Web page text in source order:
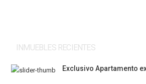
INMUEBLES RECIENTES
Exclusivo Apartamento